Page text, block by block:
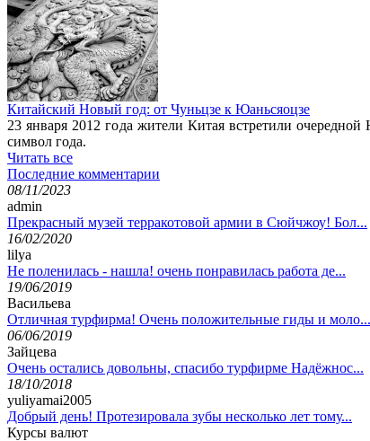
Китайский Новый год: от Чуньцзе к Юаньсяоцзе
23 января 2012 года жители Китая встретили
символ года.
Читать все
Последние комментарии
08/11/2023
admin
Прекрасный музей терракотовой армии в Сюйчжоу! Бол...
16/02/2020
lilya
Не поленилась - нашла! очень понравилась работа де...
19/06/2019
Васильева
Отличная турфирма! Очень положительные гиды и моло...
06/06/2019
Зайцева
Очень остались довольны, спасибо турфирме Надёжнос...
18/10/2018
yuliyamai2005
Добрый день! Протезировала зубы несколько лет тому...
Курсы валют